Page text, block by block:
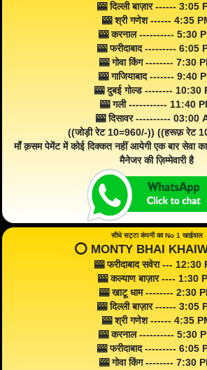
🎰 दिल्ली बाज़ार ------ 3:05
🎰 श्री गणेश ------ 4:35
🎰 करनाल ---------- 5:30
🎰 फरीदाबाद --------- 6:05
🎰 गोवा किंग -------- 7:30
🎰 गाजियाबाद ------- 9:40
🎰 दुबई गोल्ड -------- 10:30
🎰 गली ----------- 11:40
🎰 दिसावर ---------- 03:00
((जोड़ी रेट 10=960/-)) ((हरूफ़ रेट
माँ क़सम पेमेंट में कोई दिक्कत नहीं आयेगी एक बार सेवा
मैनेजर की ज़िम्मेवारी है
सीधे सट्टा कंपनी का No 1 खाईवाल
⭕️ MONTY BHAI
🎰 फरीदाबाद सवेरा --- 12:30
🎰 कल्याण बाज़ार ---- 1:30
🎰 खाटू धाम -------- 2:30
🎰 दिल्ली बाज़ार ------ 3:05
🎰 श्री गणेश ------ 4:35
🎰 करनाल ---------- 5:30
🎰 फरीदाबाद --------- 6:05
🎰 गोवा किंग -------- 7:30